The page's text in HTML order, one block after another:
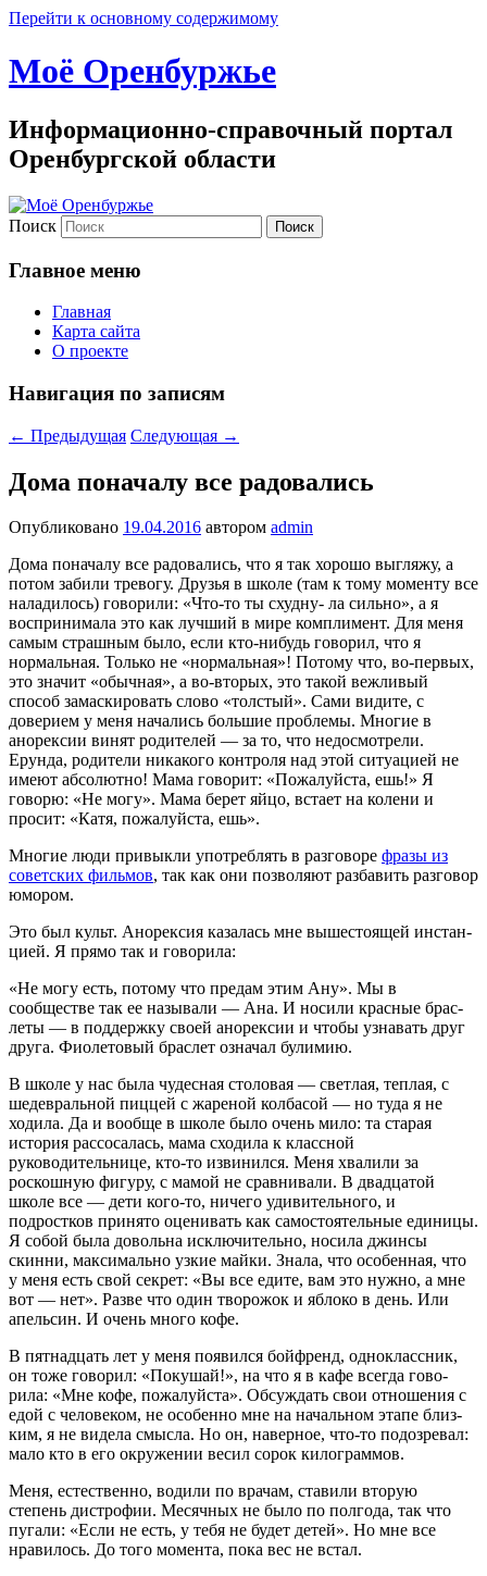
Перейти к основному содержимому
Моё Оренбуржье
Информационно-справочный портал
Оренбургской области
Поиск
Главное меню
Главная
Карта сайта
О проекте
Навигация по записям
← Предыдущая Следующая →
Дома поначалу все радовались
Опубликовано 19.04.2016 автором admin
Дома поначалу все радовались, что я так хорошо выгляжу, а
потом забили тревогу. Друзья в школе (там к тому моменту все
наладилось) говорили: «Что-то ты схудну- ла сильно», а я
воспринимала это как луч­ший в мире комплимент. Для меня
самым страшным было, если кто-нибудь говорил, что я
нормальная. Только не «нормаль­ная»! Потому что, во-первых,
это значит «обычная», а во-вторых, это такой вежли­вый
способ замаскировать слово «толс­тый». Сами видите, с
доверием у меня начались большие проблемы. Многие в
анорексии винят родителей — за то, что недосмотрели.
Ерунда, родители никакого контроля над этой ситуацией не
имеют абсолютно! Мама говорит: «Пожалуйста, ешь!» Я
говорю: «Не могу». Мама берет яйцо, встает на колени и
просит: «Катя, пожалуйста, ешь».
Многие люди привыкли употреблять в разговоре фразы из
советских фильмов, так как они позволяют разбавить разговор
юмором.
Это был культ. Анорексия каза­лась мне вышестоящей инстан­
цией. Я прямо так и говорила:
«Не могу есть, потому что пре­дам этим Ану». Мы в
сообществе так ее называли — Ана. И носили красные брас­
леты — в поддержку своей анорексии и чтобы узнавать друг
друга. Фиолето­вый браслет означал булимию.
В школе у нас была чудесная столовая — светлая, теплая, с
шедевральной пиццей с жареной колбасой — но туда я не
ходила. Да и вообще в школе было очень мило: та старая
история рассосалась, мама схо­дила к классной
руководительнице, кто-то извинился. Меня хвалили за
роскошную фигуру, с мамой не сравнивали. В двадца­той
школе все — дети кого-то, ничего уди­вительного, и
подростков принято оценивать как самостоятельные единицы.
Я со­бой была довольна исключительно, но­сила джинсы
скинни, максимально узкие майки. Знала, что особенная, что
у меня есть свой секрет: «Вы все едите, вам это нужно, а мне
вот — нет». Разве что один творожок и яблоко в день. Или
апельсин. И очень много кофе.
В пятнадцать лет у меня появился бой­френд, одноклассник,
он тоже говорил: «Покушай!», на что я в кафе всегда гово­
рила: «Мне кофе, пожалуйста». Обсуж­дать свои отношения с
едой с человеком, не особенно мне на начальном этапе близ­
ким, я не видела смысла. Но он, наверное, что-то подозревал:
мало кто в его окруже­нии весил сорок килограммов.
Меня, естественно, водили по врачам, ставили вторую
степень дистрофии. Ме­сячных не было по полгода, так что
пуга­ли: «Если не есть, у тебя не будет детей». Но мне все
нравилось. До того момента, пока вес не встал.